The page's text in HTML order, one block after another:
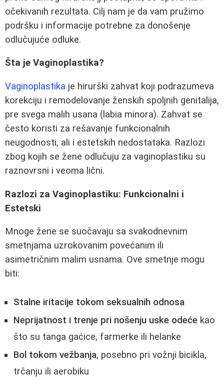
očekivanih rezultata. Cilj nam je da vam pružimo
podršku i informacije potrebne za donošenje
odlučujuće odluke.
Šta je Vaginoplastika?
Vaginoplastika je hirurški zahvat koji podrazumeva
korekciju i remodelovanje ženskih spoljnih genitalija,
pre svega malih usana (labia minora). Zahvat se
često koristi za rešavanje funkcionalnih
neugodnosti, ali i estetskih nedostataka. Razlozi
zbog kojih se žene odlučuju za vaginoplastiku su
raznovrsni i veoma lični.
Razlozi za Vaginoplastiku: Funkcionalni i
Estetski
Mnoge žene se suočavaju sa svakodnevnim
smetnjama uzrokovanim povećanim ili
asimetričnim malim usnama. Ove smetnje mogu
biti:
Stalne iritacije tokom seksualnih odnosa
Neprijatnost i trenje pri nošenju uske odeće kao
što su tanga gaćice, farmerke ili helanke
Bol tokom vežbanja, posebno pri vožnji bicikla,
trčanju ili aerobiku